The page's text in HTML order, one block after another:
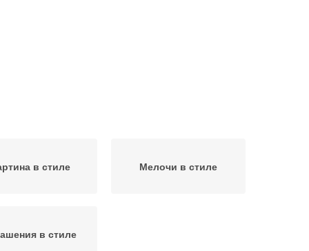
в стиле Мелочи в стиле
в стиле